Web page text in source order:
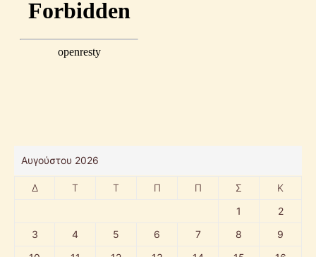
Αυγούστου 2026
Δ Τ Τ Π Π Σ
Κ
1
2
3
4 5 6 7 8
9